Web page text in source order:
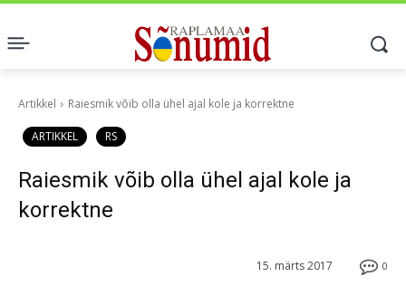
Artikkel Raiesmik võib olla ühel ajal kole ja korrektne
ARTIKKEL RS
Raiesmik võib olla ühel ajal kole ja
korrektne
0
15. märts 2017